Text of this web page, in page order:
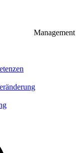
Management